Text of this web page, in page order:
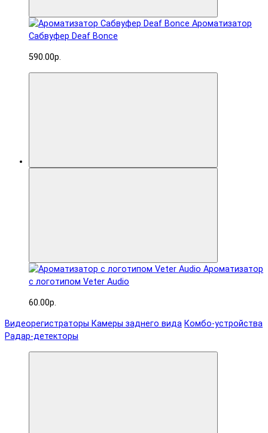
Ароматизатор
Сабвуфер Deaf Bonce
590.00р.
Ароматизатор
с логотипом Veter Audio
60.00р.
Видеорегистраторы Камеры заднего вида Комбо-устройства
Радар-детекторы